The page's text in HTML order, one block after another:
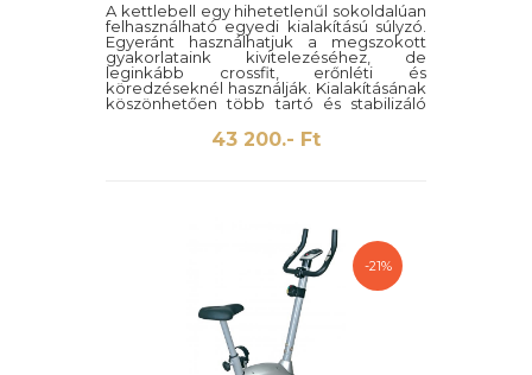
A kettlebell egy hihetetlenűl sokoldalúan
felhasználható egyedi kialakítású súlyzó.
Egyeránt használhatjuk a megszokott
gyakorlataink kivitelezéséhez, de
leginkább crossfit, erőnléti és
köredzéseknél használják. Kialakításának
köszönhetően több tartó és stabilizáló
43 200.- Ft
-21%